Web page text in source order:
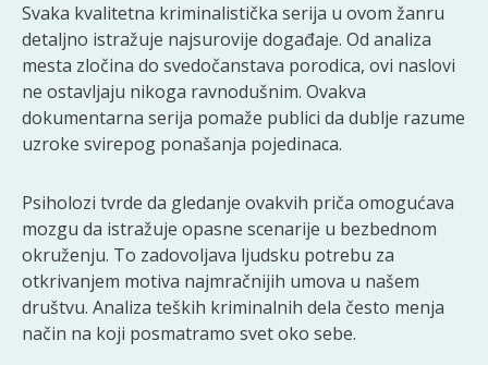
Svaka kvalitetna kriminalistička serija u ovom žanru
detaljno istražuje najsurovije događaje. Od analiza
mesta zločina do svedočanstava porodica, ovi naslovi
ne ostavljaju nikoga ravnodušnim. Ovakva
dokumentarna serija pomaže publici da dublje razume
uzroke svirepog ponašanja pojedinaca.
Psiholozi tvrde da gledanje ovakvih priča omogućava
mozgu da istražuje opasne scenarije u bezbednom
okruženju. To zadovoljava ljudsku potrebu za
otkrivanjem motiva najmračnijih umova u našem
društvu. Analiza teških kriminalnih dela često menja
način na koji posmatramo svet oko sebe.